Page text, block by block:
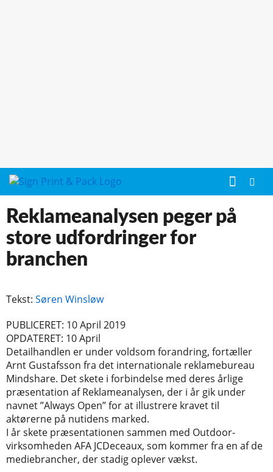
Reklameanalysen peger på
store udfordringer for
branchen
Tekst: Søren Winsløw
PUBLICERET: 10 April 2019
OPDATERET: 10 April
Detailhandlen er under voldsom forandring, fortæller
Arnt Gustafsson fra det internationale reklamebureau
Mindshare. Det skete i forbindelse med deres årlige
præsentation af Reklameanalysen, der i år gik under
navnet ”Always Open” for at illustrere kravet til
aktørerne på nutidens marked.
I år skete præsentationen sammen med Outdoor-
virksomheden AFA JCDeceaux, som kommer fra en af de
mediebrancher, der stadig oplever vækst.